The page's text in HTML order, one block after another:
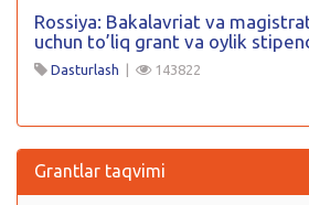
Rossiya: Bakalavriat va
uchun to’liq grant va oylik
Dasturlash | 143822
Grantlar taqvimi